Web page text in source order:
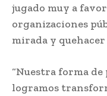
jugado muy a
organizaciones
mirada y
“Nuestra forma de
logramos